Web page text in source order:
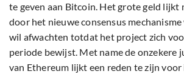
te geven aan Bitcoin. Het grote geld lijkt
door het nieuwe consensus
wil afwachten totdat het project zich
periode bewijst. Met name de onzekere
van Ethereum lijkt een reden te zijn